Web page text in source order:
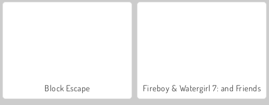
Block Escape Fireboy & Watergirl 7: and Friends